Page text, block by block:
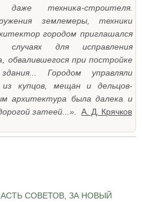
техника-строителя.
землемеры, техники
городом приглашался
случаях для исправления
обвалившегося при постройке
Городом управляли
купцов, мещан и дельцов-
архитектура была далека и
затеей...».
А. Д. Крячков
СОВЕТОВ, ЗА НОВЫЙ